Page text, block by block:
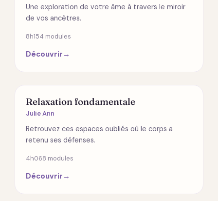
Une exploration de votre âme à travers le miroir
de vos ancêtres.
8h154 modules
Découvrir →
SPIRITUALITÉ
Relaxation fondamentale
Julie Ann
Retrouvez ces espaces oubliés où le corps a
retenu ses défenses.
4h068 modules
Découvrir →